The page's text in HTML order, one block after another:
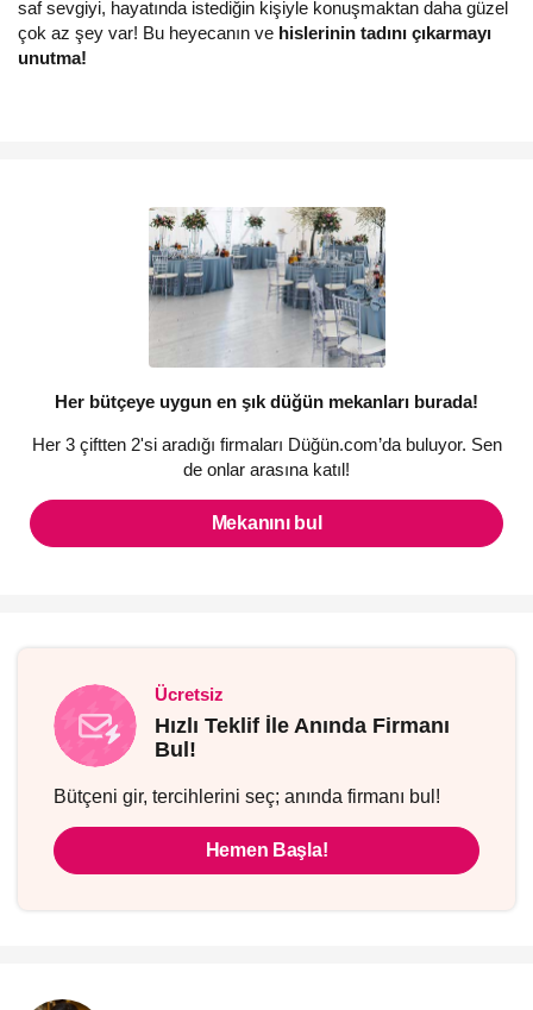
saf sevgiyi, hayatında istediğin kişiyle konuşmaktan daha güzel
çok az şey var! Bu heyecanın ve hislerinin tadını çıkarmayı
unutma!
Her bütçeye uygun en şık düğün mekanları burada!
Her 3 çiftten 2'si aradığı firmaları Düğün.com’da buluyor. Sen
de onlar arasına katıl!
Mekanını bul
Ücretsiz
Hızlı Teklif İle Anında Firmanı
Bul!
Bütçeni gir, tercihlerini seç; anında firmanı bul!
Hemen Başla!